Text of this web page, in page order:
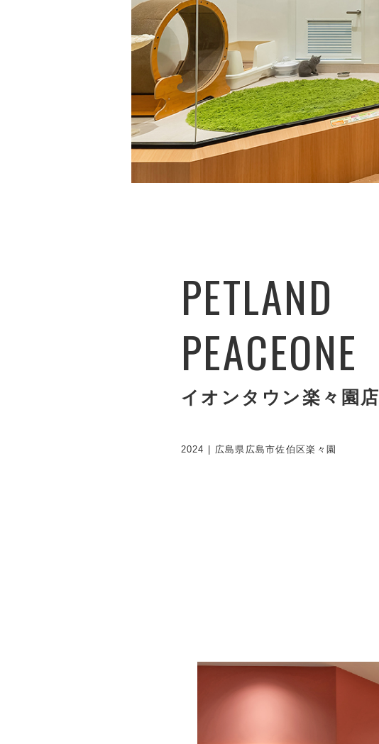
PETLAND
PEACEONE
イオンタウン楽々園店
2024 | 広島県広島市佐伯区楽々園